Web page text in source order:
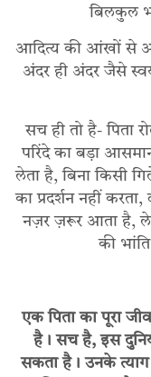
बिलकुल
आदित्य की आंखों से
अंदर ही अंदर जैसे
सच ही तो है- पिता
परिंदे का बड़ा
लेता है, बिना किसी
का प्रदर्शन नहीं
नज़र ज़रूर आता है,
की
एक पिता का पूरा
है। सच है, इस
सकता है। उनके